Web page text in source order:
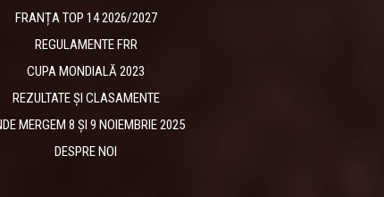
FRANȚA TOP 14 2026/2027
REGULAMENTE FRR
CUPA MONDIALĂ 2023
REZULTATE ȘI CLASAMENTE
MERGEM 8 ȘI 9 NOIEMBRIE 2025
DESPRE NOI